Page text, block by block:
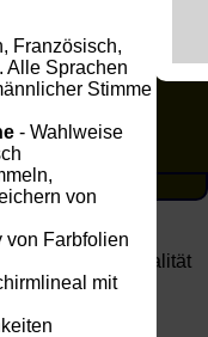
Französisch,
Alle Sprachen
Stimme
- Wahlweise
von
von Farbfolien
mit
Funktionalität
best possible